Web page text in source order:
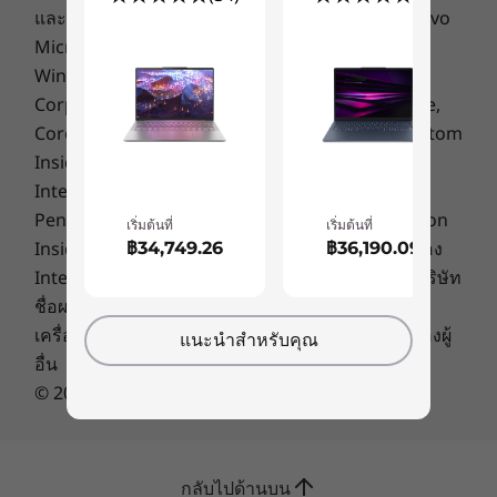
Engine+ ซึ่งรับรู้ถึงความต้องการของคุณโดยเฉพาะ
เพลิดเพลินกับประสิทธิภาพที่เพิ่มขึ้นและการเชื่อม
ต่อไร้สาย พร้อมทั้งรักษาข้อมูลและระบบของคุณให้
ปลอดภัย ด้วยคุณสมบัติอัจฉริยะที่ปรับเปลี่ยนได้ เช่น
Smart Power, Self Healing และ Integrated
Security นอกจากนี้ คุณยังสามารถเริ่มต้นทำงานได้
เร็วขึ้นด้วยคุณสมบัติ Flip to Start และปรับปรุงการ
สนทนาทางวิดีโอของคุณด้วยคุณสมบัติการตัดเสียง
รบกวนและการเบลอพื้นหลัง
EPEAT
Energy Star
What’s in the Box
Yoga Slim 6i Gen 8 (14″ Intel)
Quick Start Guide
Specifications may vary depending upon region / model
และโลโก้ Lenovo เป็นเครื่องหมายการค้าของ Lenovo
Microsoft, Windows, Windows NT และโลโก้
Windows เป็นเครื่องหมายการค้าของ Microsoft
Corporation. Ultrabook, Celeron, Celeron Inside,
Core Inside, Intel, Intel Logo, Intel Atom, Intel Atom
Inside, Intel Core, Intel Inside, Intel Inside Logo,
Intel vPro, Itanium, Itanium Inside, Pentium,
Pentium Inside, vPro Inside, Xeon, Xeon Phi, Xeon
Inside and Intel Optane เป็นเครื่องหมายการค้าของ
Intel Corporation ในสหรัฐฯ และประเทศอื่นๆ ชื่อบริษัท
ชื่อผลิตภัณฑ์ หรือชื่อบริการอื่นใดอาจเป็น
เครื่องหมายการค้าหรือเครื่องหมายการให้บริการของผู้
อื่น
© 2016 Lenovo สงวนลิขสิทธิ์
กลับไปด้านบน
เริ่มต้นที่
฿34,749.26
เริ่มต้นที่
฿36,190.09
แนะนำสำหรับคุณ